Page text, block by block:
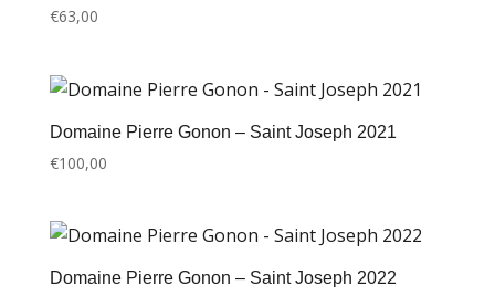
€63,00
Domaine Pierre Gonon – Saint Joseph 2021
€100,00
Domaine Pierre Gonon – Saint Joseph 2022